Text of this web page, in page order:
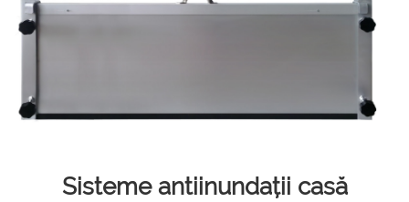
Sisteme antiinundații casă